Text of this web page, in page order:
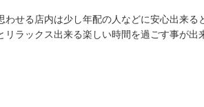
わせる店内は少し年配の人などに安心出来
リラックス出来る楽しい時間を過ごす事が出